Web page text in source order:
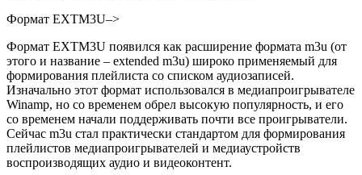
Формат EXTM3U–>
Формат EXTM3U появился как расширение формата m3u (от
этого и название – extended m3u) широко применяемый для
формирования плейлиста со списком аудиозаписей.
Изначально этот формат использовался в медиапроигрывателе
Winamp, но со временем обрел высокую популярность, и его
со временем начали поддерживать почти все проигрыватели.
Сейчас m3u стал практически стандартом для формирования
плейлистов медиапроигрывателей и медиаустройств
воспроизводящих аудио и видеоконтент.